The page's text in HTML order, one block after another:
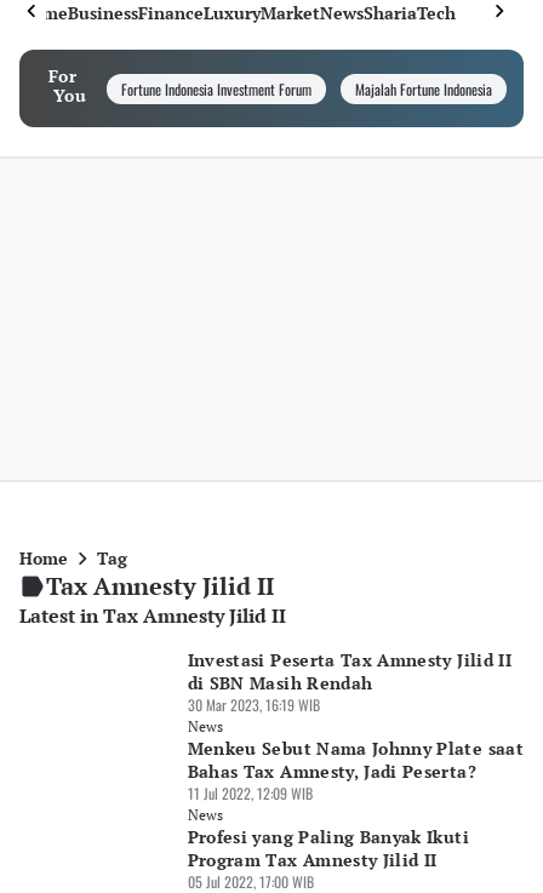
HomeBusinessFinanceLuxuryMarketNewsShariaTech
For
You
Fortune Indonesia Investment Forum Majalah Fortune Indonesia
Home Tag
Tax Amnesty Jilid II
Latest in Tax Amnesty Jilid II
Investasi Peserta Tax Amnesty Jilid II
di SBN Masih Rendah
30 Mar 2023, 16:19 WIB
News
Menkeu Sebut Nama Johnny Plate saat
Bahas Tax Amnesty, Jadi Peserta?
11 Jul 2022, 12:09 WIB
News
Profesi yang Paling Banyak Ikuti
Program Tax Amnesty Jilid II
05 Jul 2022, 17:00 WIB